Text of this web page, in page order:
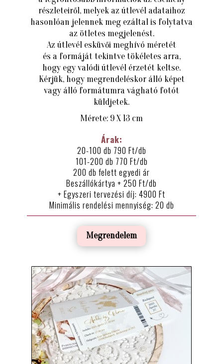
részleteiről, melyek az útlevél adataihoz
hasonlóan jelennek meg ezáltal is folytatva
az ötletes megjelenést.
Az útlevél esküvői meghívó méretét
és a formáját tekintve tökéletes arra,
hogy egy valódi útlevél érzetét keltse.
Kérjük, hogy megrendeléskor álló képet
vagy álló formátumra vágható fotót
küldjetek.
Mérete: 9 X 13 cm
Árak:
20-100 db 790 Ft/db
101-200 db 770 Ft/db
200 db felett egyedi ár
Beszállókártya + 250 Ft/db
+ Egyszeri tervezési díj: 4900 Ft
Minimális rendelési mennyiség: 20 db
Megrendelem